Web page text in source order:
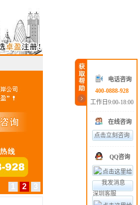
电话咨询
400-0888-928
工作日9:00-18:00
在线咨询
点击立刻咨询
QQ咨询
深圳客服
2 3